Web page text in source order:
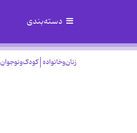
دسته‌بندی
زنان‌وخانواده کودک‌ونوجوان